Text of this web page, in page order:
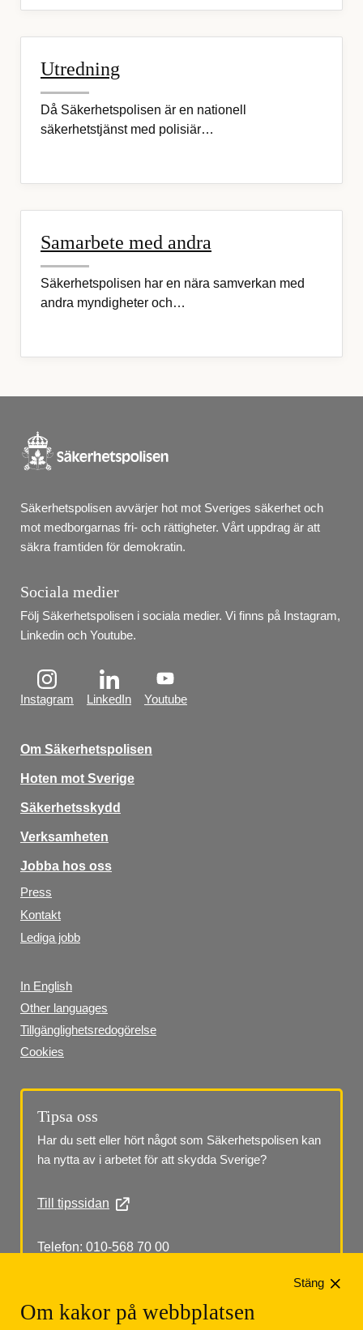
Utredning
Då Säkerhetspolisen är en nationell
säkerhetstjänst med polisiär…
Samarbete med andra
Säkerhetspolisen har en nära samverkan med
andra myndigheter och…
Säkerhetspolisen avvärjer hot mot Sveriges säkerhet och
mot medborgarnas fri- och rättigheter. Vårt uppdrag är att
säkra framtiden för demokratin.
Sociala medier
Följ Säkerhetspolisen i sociala medier. Vi finns på Instagram,
Linkedin och Youtube.
Instagram LinkedIn Youtube
Om Säkerhetspolisen
Hoten mot Sverige
Säkerhetsskydd
Verksamheten
Jobba hos oss
Press
Kontakt
Lediga jobb
In English
Other languages
Tillgänglighetsredogörelse
Cookies
Tipsa oss
Har du sett eller hört något som Säkerhetspolisen kan
ha nytta av i arbetet för att skydda Sverige?
Till tipssidan
Telefon: 010-568 70 00
Om kakor på webbplatsen
Stäng